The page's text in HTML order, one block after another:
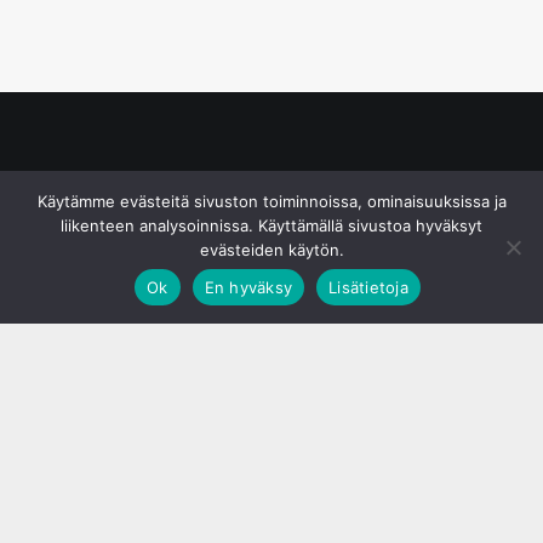
Käytämme evästeitä sivuston toiminnoissa, ominaisuuksissa ja
liikenteen analysoinnissa. Käyttämällä sivustoa hyväksyt
evästeiden käytön.
Ok
En hyväksy Lisätietoja